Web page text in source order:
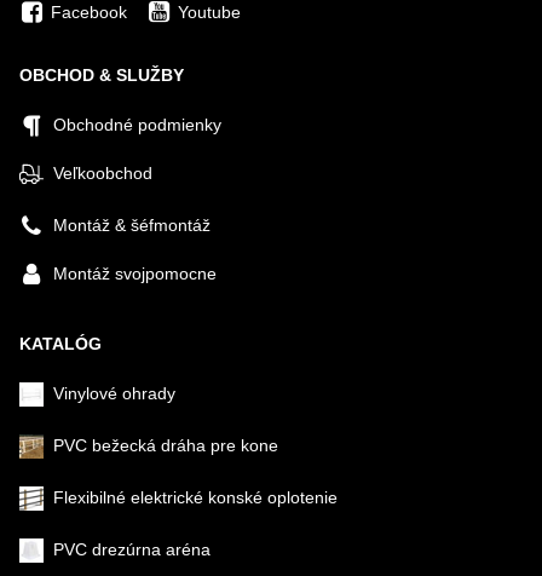
Facebook Youtube
OBCHOD & SLUŽBY
Obchodné podmienky
Veľkoobchod
Montáž & šéfmontáž
Montáž svojpomocne
KATALÓG
Vinylové ohrady
PVC bežecká dráha pre kone
Flexibilné elektrické konské oplotenie
PVC drezúrna aréna